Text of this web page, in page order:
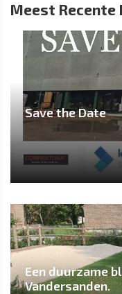
Meest Recente
Save the Date
Een duurzame
Vandersanden.